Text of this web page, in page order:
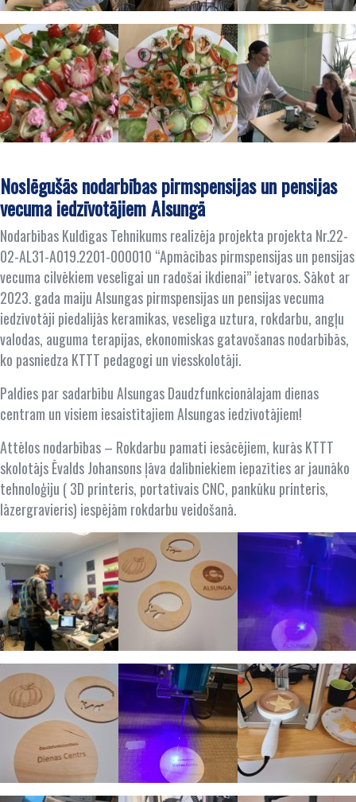
Noslēgušās nodarbības pirmspensijas un pensijas
vecuma iedzīvotājiem Alsungā
Nodarbības Kuldīgas Tehnikums realizēja projekta projekta Nr.22-
02-AL31-A019.2201-000010 “Apmācības pirmspensijas un pensijas
vecuma cilvēkiem veselīgai un radošai ikdienai” ietvaros. Sākot ar
2023. gada maiju Alsungas pirmspensijas un pensijas vecuma
iedzīvotāji piedalījās keramikas, veselīga uztura, rokdarbu, angļu
valodas, auguma terapijas, ekonomiskas gatavošanas nodarbībās,
ko pasniedza KTTT pedagogi un viesskolotāji.
Paldies par sadarbību Alsungas Daudzfunkcionālajam dienas
centram un visiem iesaistītajiem Alsungas iedzīvotājiem!
Attēlos nodarbības – Rokdarbu pamati iesācējiem, kurās KTTT
skolotājs Ēvalds Johansons ļāva dalībniekiem iepazīties ar jaunāko
tehnoloģiju ( 3D printeris, portatīvais CNC, pankūku printeris,
lāzergravieris) iespējām rokdarbu veidošanā.